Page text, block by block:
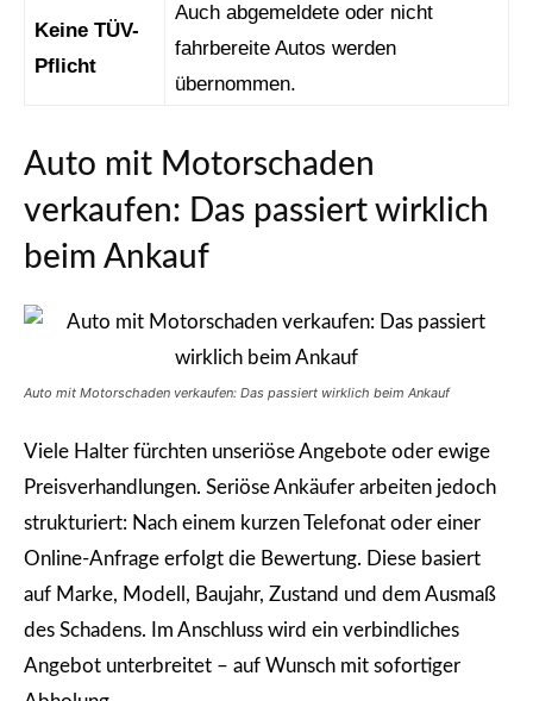
Keine TÜV-
Pflicht
Auch abgemeldete oder nicht
fahrbereite Autos werden
übernommen.
Auto mit Motorschaden
verkaufen: Das passiert wirklich
beim Ankauf
Auto mit Motorschaden verkaufen: Das passiert wirklich beim Ankauf
Viele Halter fürchten unseriöse Angebote oder ewige
Preisverhandlungen. Seriöse Ankäufer arbeiten jedoch
strukturiert: Nach einem kurzen Telefonat oder einer
Online-Anfrage erfolgt die Bewertung. Diese basiert
auf Marke, Modell, Baujahr, Zustand und dem Ausmaß
des Schadens. Im Anschluss wird ein verbindliches
Angebot unterbreitet – auf Wunsch mit sofortiger